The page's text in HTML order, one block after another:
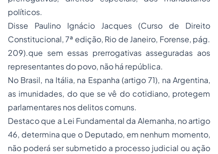
políticos.
Disse Paulino Ignácio Jacques (Curso de Direito
Constitucional, 7ª edição, Rio de Janeiro, Forense, pág.
209).que sem essas prerrogativas asseguradas aos
representantes do povo, não há república.
No Brasil, na Itália, na Espanha (artigo 71), na Argentina,
as imunidades, do que se vê do cotidiano, protegem
parlamentares nos delitos comuns.
Destaco que a Lei Fundamental da Alemanha, no artigo
46, determina que o Deputado, em nenhum momento,
não poderá ser submetido a processo judicial ou ação